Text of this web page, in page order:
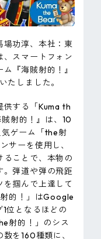
場功淳、本社：東
、スマートフォン
『海賊射的！』
たしました。
供する「Kuma th
射的！』は、10
ゲーム「the射
サーを使用し、
ことで、本物の
弾道や弾の飛距
掴んで上達して
的！」はGoogle
位となるほどの
射的！」のシス
を160種類に、